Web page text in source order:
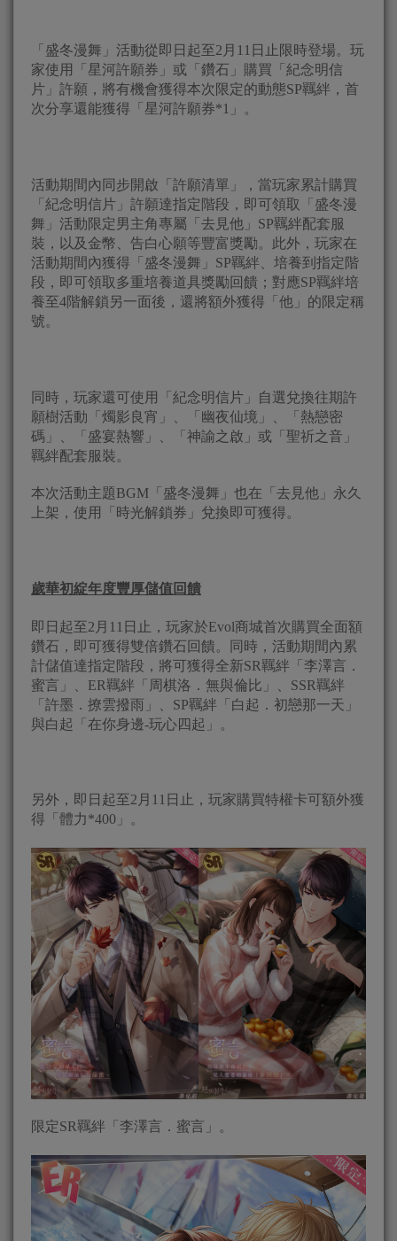
「盛冬漫舞」活動從即日起至2月11日止限時登場。玩
家使用「星河許願券」或「鑽石」購買「紀念明信
片」許願，將有機會獲得本次限定的動態SP羈絆，首
次分享還能獲得「星河許願券*1」。
活動期間內同步開啟「許願清單」，當玩家累計購買
「紀念明信片」許願達指定階段，即可領取「盛冬漫
舞」活動限定男主角專屬「去見他」SP羈絆配套服
裝，以及金幣、告白心願等豐富獎勵。此外，玩家在
活動期間內獲得「盛冬漫舞」SP羈絆、培養到指定階
段，即可領取多重培養道具獎勵回饋；對應SP羈絆培
養至4階解鎖另一面後，還將額外獲得「他」的限定稱
號。
同時，玩家還可使用「紀念明信片」自選兌換往期許
願樹活動「燭影良宵」、「幽夜仙境」、「熱戀密
碼」、「盛宴熱響」、「神諭之啟」或「聖祈之音」
羈絆配套服裝。
本次活動主題BGM「盛冬漫舞」也在「去見他」永久
上架，使用「時光解鎖券」兌換即可獲得。
歲華初綻年度豐厚儲值回饋
即日起至2月11日止，玩家於Evol商城首次購買全面額
鑽石，即可獲得雙倍鑽石回饋。同時，活動期間內累
計儲值達指定階段，將可獲得全新SR羈絆「李澤言．
蜜言」、ER羈絆「周棋洛．無與倫比」、SSR羈絆
「許墨．撩雲撥雨」、SP羈絆「白起．初戀那一天」
與白起「在你身邊-玩心四起」。
另外，即日起至2月11日止，玩家購買特權卡可額外獲
得「體力*400」。
限定SR羈絆「李澤言．蜜言」。